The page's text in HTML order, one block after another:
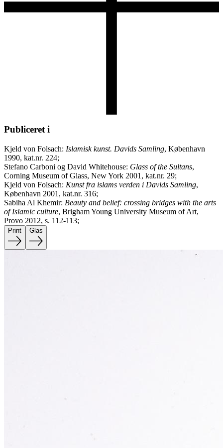
Publiceret i
Kjeld von Folsach: Islamisk kunst. Davids Samling, København
1990, kat.nr. 224;
Stefano Carboni og David Whitehouse: Glass of the Sultans,
Corning Museum of Glass, New York 2001, kat.nr. 29;
Kjeld von Folsach: Kunst fra islams verden i Davids Samling,
København 2001, kat.nr. 316;
Sabiha Al Khemir: Beauty and belief: crossing bridges with the arts
of Islamic culture, Brigham Young University Museum of Art,
Provo 2012, s. 112-113;
Print Glas